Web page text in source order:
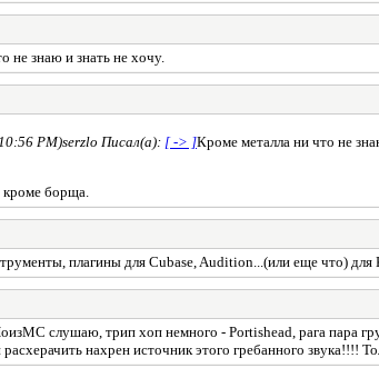
не знаю и знать не хочу.
PM)serzlo Писал(а): [ -> ]Кроме металла ни что не
борща.
плагины для Cubase, Audition...(или еще
слушаю, трип хоп немного - Portishead, рага пара
нахрен источник этого гребанного звука!!!!